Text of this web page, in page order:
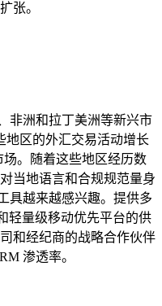
张。
非洲和拉丁美洲等新兴市
地区的外汇交易活动增长
场。随着这些地区经历数
当地语言和合规规范量身
具越来越感兴趣。提供多
轻量级移动优先平台的供
和经纪商的战略合作伙伴
渗透率。